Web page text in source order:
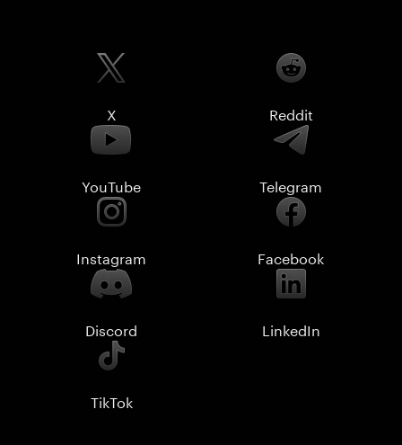
X Reddit
YouTube Telegram
Instagram Facebook
Discord LinkedIn
TikTok